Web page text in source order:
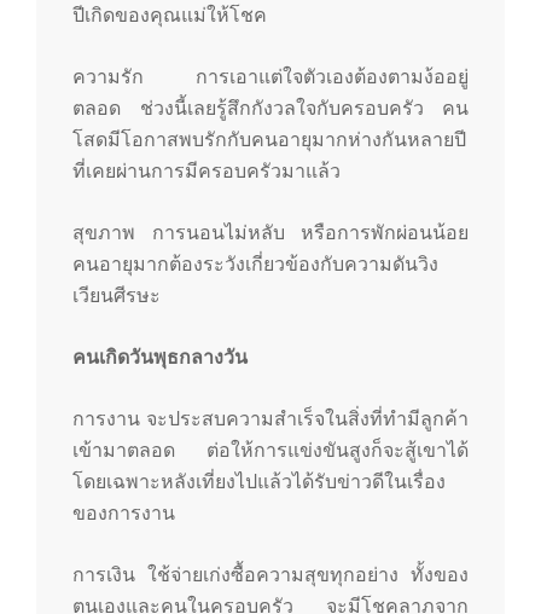
ปีเกิดของคุณแม่ให้โชค
ความรัก การเอาแต่ใจตัวเองต้องตามง้ออยู่
ตลอด ช่วงนี้เลยรู้สึกกังวลใจกับครอบครัว คน
โสดมีโอกาสพบรักกับคนอายุมากห่างกันหลายปี
ที่เคยผ่านการมีครอบครัวมาแล้ว
สุขภาพ การนอนไม่หลับ หรือการพักผ่อนน้อย
คนอายุมากต้องระวังเกี่ยวข้องกับความดันวิง
เวียนศีรษะ
คนเกิดวันพุธกลางวัน
การงาน จะประสบความสำเร็จในสิ่งที่ทำมีลูกค้า
เข้ามาตลอด ต่อให้การแข่งขันสูงก็จะสู้เขาได้
โดยเฉพาะหลังเที่ยงไปแล้วได้รับข่าวดีในเรื่อง
ของการงาน
การเงิน ใช้จ่ายเก่งซื้อความสุขทุกอย่าง ทั้งของ
ตนเองและคนในครอบครัว จะมีโชคลาภจาก